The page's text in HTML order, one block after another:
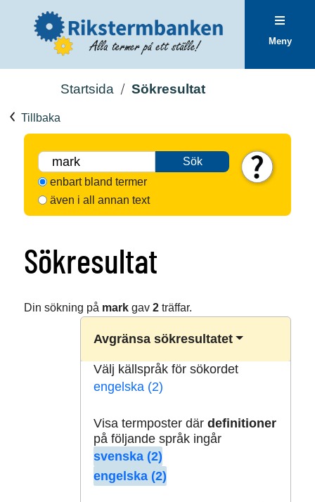
Meny
Startsida Sökresultat
Tillbaka
Sök
enbart bland termer
även i all annan text
Sökresultat
Din sökning på markgav 2träffar.
Avgränsa sökresultatet
Välj källspråk för sökordet
engelska (2)
Visa termposter där definitioner
på följande språk ingår
svenska (2)
engelska (2)